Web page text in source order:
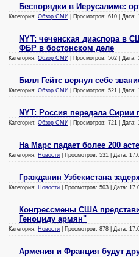
Беспорядки в Иерусалиме:
Категория: Обзор СМИ | Просмотров: 610 | Дата:
NYT: чеченская диаспора в
ФБР в бостонском деле
Категория: Обзор СМИ | Просмотров: 562 | Дата:
Билл Гейтс вернул себе
Категория: Обзор СМИ | Просмотров: 521 | Дата:
NYT: Россия передала
Категория: Обзор СМИ | Просмотров: 721 | Дата:
На Марс падает более 200
Категория: Новости | Просмотров: 531 | Дата:
Гражданин Узбекистана
Категория: Новости | Просмотров: 503 | Дата:
Конгрессмены США
Геноциду армян"
Категория: Новости | Просмотров: 878 | Дата:
Армения и Франция будут